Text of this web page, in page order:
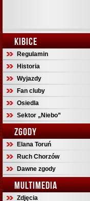
KIBICE
Regulamin
Historia
Wyjazdy
Fan cluby
Osiedla
Sektor „Niebo”
ZGODY
Elana Toruń
Ruch Chorzów
Dawne zgody
MULTIMEDIA
Zdjęcia